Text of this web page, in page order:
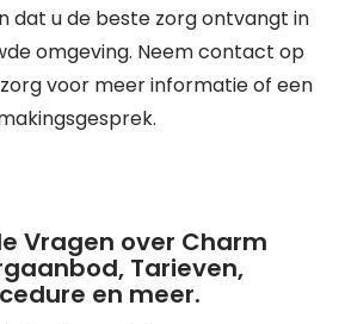
dat u de beste zorg ontvangt in
omgeving. Neem contact op
voor meer informatie of een
Vragen over Charm
Tarieven,
en meer.